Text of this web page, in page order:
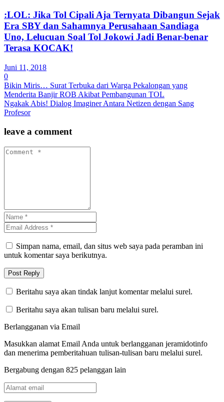
:LOL: Jika Tol Cipali Aja Ternyata Dibangun Sejak
Era SBY dan Sahamnya Perusahaan Sandiaga
Uno, Lelucuan Soal Tol Jokowi Jadi Benar-benar
Terasa KOCAK!
Juni 11, 2018
0
Bikin Miris… Surat Terbuka dari Warga Pekalongan yang
Menderita Banjir ROB Akibat Pembangunan TOL
Ngakak Abis! Dialog Imaginer Antara Netizen dengan Sang
Profesor
leave a comment
Simpan nama, email, dan situs web saya pada peramban ini
untuk komentar saya berikutnya.
Beritahu saya akan tindak lanjut komentar melalui surel.
Beritahu saya akan tulisan baru melalui surel.
Berlangganan via Email
Masukkan alamat Email Anda untuk berlangganan jeramidotinfo
dan menerima pemberitahuan tulisan-tulisan baru melalui surel.
Bergabung dengan 825 pelanggan lain
Alamat
email